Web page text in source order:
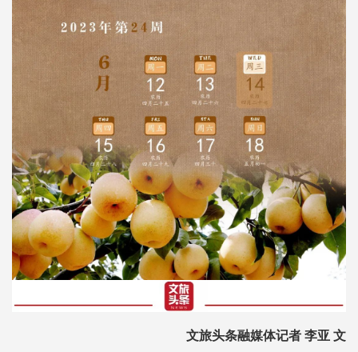
文旅头条融媒体记者 李亚 文